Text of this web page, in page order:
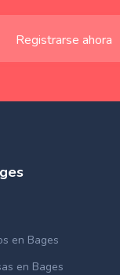
Registrarse ahora
en Bages
en Bages